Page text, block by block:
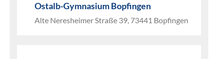
Ostalb-Gymnasium Bopfingen
Alte Neresheimer Straße 39, 73441 Bopfingen